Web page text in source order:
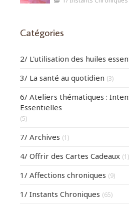
Catégories
2/ L'utilisation des huiles
3/ La santé au quotidien (3)
6/ Ateliers thématiques :
Essentielles
(5)
7/ Archives (1)
4/ Offrir des Cartes Cadeaux (1)
1/ Affections chroniques (9)
1/ Instants Chroniques (65)